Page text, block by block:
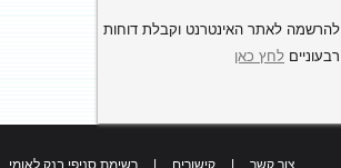
להרשמה לאתר האינטרנט וקבלת דוחות
רבעוניים לחץ כאן
צור קשר קישורים רשימת סניפי בנק לאומי